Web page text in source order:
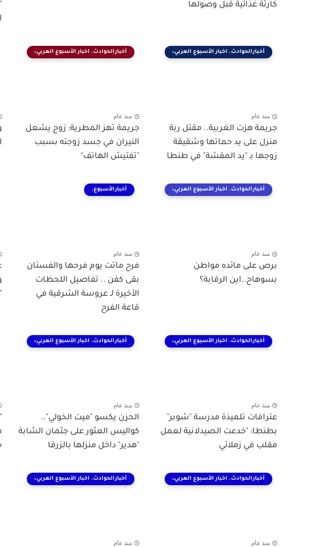
كارثة غذائية قبل وصولها
أخبارالحوادث. اخبار الأسبوع العربي،
منذ عام
جريمة هزت الغربية.. مقتل ربة
منزل على يد حماتها وشقيقة
زوجها بـ "يد المقشة" في طنطا
أخبارالحوادث. اخبار الأسبوع العربي،
منذ عام
جريمة تهز المطرية: زوج يشعل
النيران في جسد زوجته بسبب
"تفتيش الهاتف"
أخبارالحوادث. اخبار الأسبوع العربي،
منذ عام
برص على مائده مواطن
بسوهاح..اين الرقابة؟
أخبارالأسبوع.
منذ عام
فرح ماتت يوم فرحها والفستان
بقى كفن .. تفاصيل اللحظات
الأخيرة لـ عروسة الشرقية في
قاعة الفرح
أخبارالحوادث. اخبار الأسبوع العربي،
منذ عام
عترافات تلميذة مدرسة "شوبر"
بطنطا: "خدعت الصيدلانية لعمل
مقلب في زملائي
أخبارالحوادث. اخبار الأسبوع العربي،
منذ عام
الحزن يكسو "ميت الخولي"..
كواليس العثور على جثمان الشابة
"هدير" داخل منزلها بالزرقا
أخبارالحوادث. اخبار الأسبوع العربي،
منذ عام
أخبارالحوادث. اخبار الأسبوع العربي،
منذ عام